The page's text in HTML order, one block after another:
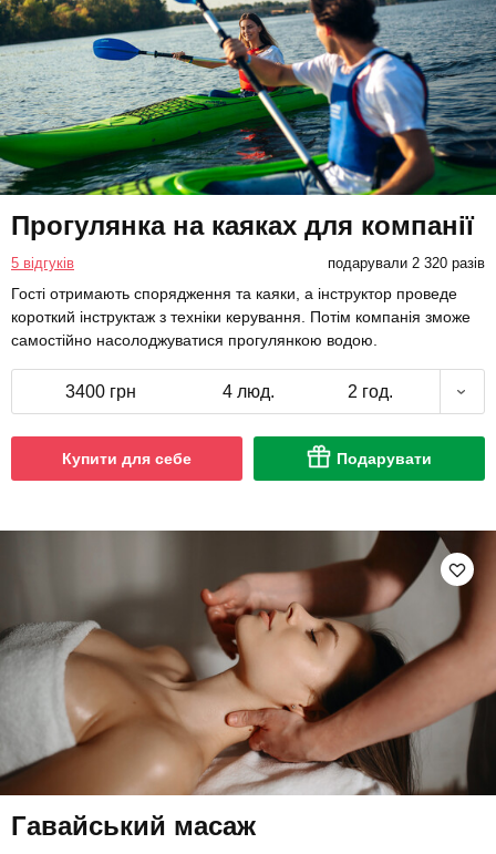
Прогулянка на каяках для компанії
5 відгуків подарували 2 320 разів
Гості отримають спорядження та каяки, а інструктор проведе
короткий інструктаж з техніки керування. Потім компанія зможе
самостійно насолоджуватися прогулянкою водою.
3400 грн 4 люд. 2 год.
Купити для себе Подарувати
Гавайський масаж